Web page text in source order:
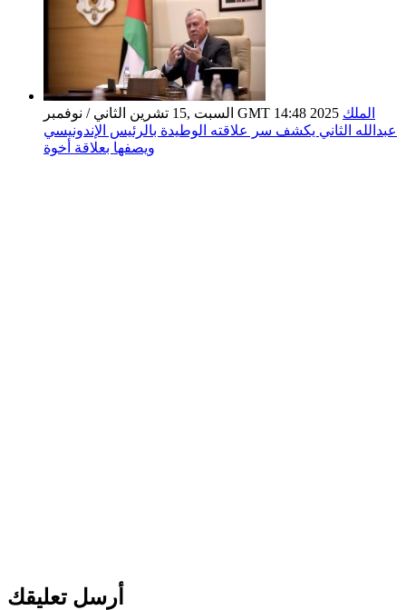
السبت ,15 تشرين الثاني / نوفمبر GMT 14:48 2025 الملك
عبدالله الثاني يكشف سر علاقته الوطيدة بالرئيس الإندونيسي
ويصفها بعلاقة أخوة
أرسل تعليقك